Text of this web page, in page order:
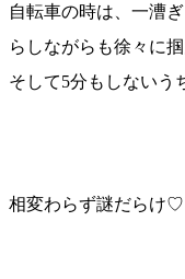
自転車の時は、一漕
らしながらも徐々に掴
そして5分もしないう
相変わらず謎だらけ♡